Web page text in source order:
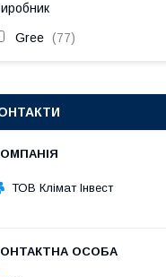
Gree 77
ТОВ Клімат Інвест